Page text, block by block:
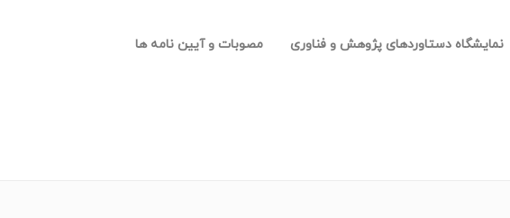
نمایشگاه دستاوردهای پژوهش و فناوری مصوبات و آیین نامه ها